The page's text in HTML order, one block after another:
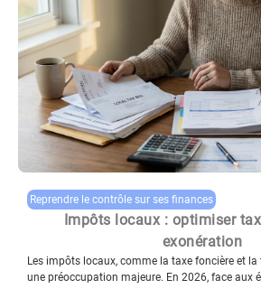
Reprendre le contrôle sur ses finances
Impôts locaux : optimiser
exonération
Les impôts locaux, comme la taxe foncière et la
une préoccupation majeure. En 2026, face aux